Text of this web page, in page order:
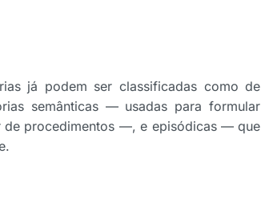
já podem ser classificadas como de
semânticas — usadas para formular
procedimentos —, e episódicas — que